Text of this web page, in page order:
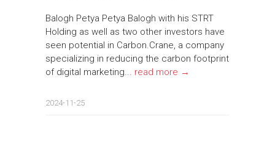
Balogh Petya Petya Balogh with his STRT
Holding as well as two other investors have
seen potential in Carbon.Crane, a company
specializing in reducing the carbon footprint
of digital marketing... read more →
2024-11-25